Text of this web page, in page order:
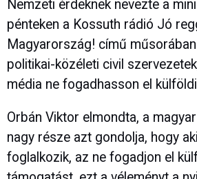
Nemzeti érdeknek nevezte a
pénteken a Kossuth rádió Jó
Magyarország! című
politikai-közéleti civil
média ne fogadhasson el
Orbán Viktor elmondta, a
nagy része azt gondolja, hogy
foglalkozik, az ne fogadjon el